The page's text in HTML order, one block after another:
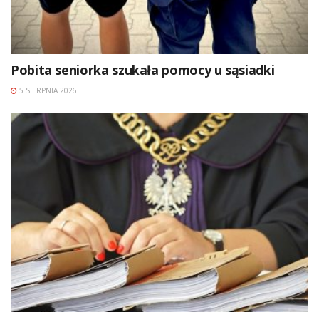
Pobita seniorka szukała pomocy u sąsiadki
5 SIERPNIA 2026